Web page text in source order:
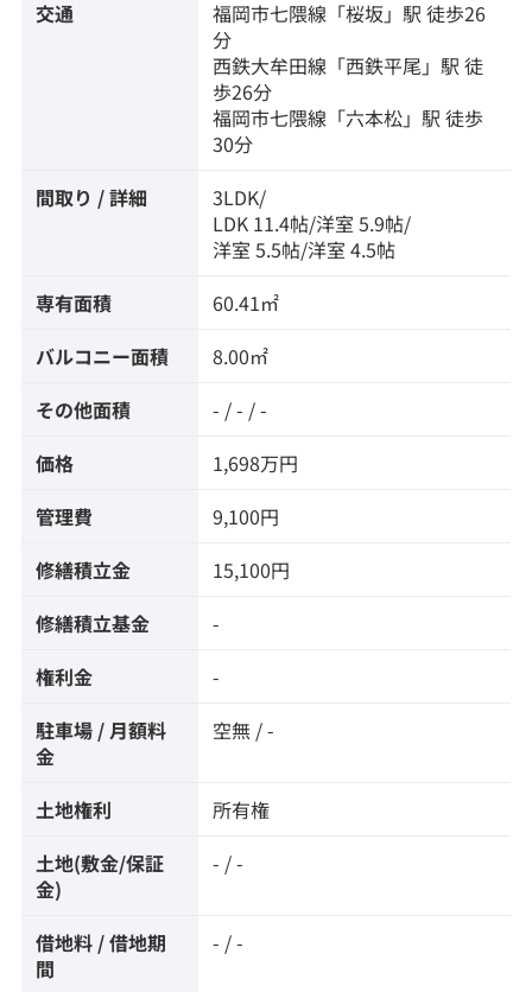
交通 福岡市七隈線 「桜坂」駅 徒歩26
分
西鉄大牟田線 「西鉄平尾 」駅 徒
歩26分
福岡市七隈線 「六本松」駅 徒歩
30分
間取り / 詳細
3LDK/
LDK 11.4帖/洋室 5.9帖/
洋室 5.5帖/洋室 4.5帖
専有面積 60.41㎡
バルコニー面積 8.00㎡
その他面積 - / - / -
価格 1,698万円
管理費 9,100円
修繕積立金 15,100円
修繕積立基金 -
権利金 -
駐車場 / 月額料
金
空無 / -
土地権利 所有権
土地(敷金/保証
金)
- / -
借地料 / 借地期
間
- / -